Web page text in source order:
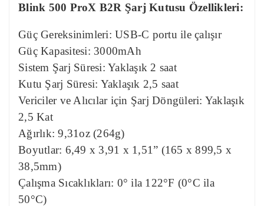
Blink 500 ProX B2R Şarj Kutusu Özellikleri:
Güç Gereksinimleri: USB-C portu ile çalışır
Güç Kapasitesi: 3000mAh
Sistem Şarj Süresi: Yaklaşık 2 saat
Kutu Şarj Süresi: Yaklaşık 2,5 saat
Vericiler ve Alıcılar için Şarj Döngüleri: Yaklaşık
2,5 Kat
Ağırlık: 9,31oz (264g)
Boyutlar: 6,49 x 3,91 x 1,51” (165 x 899,5 x
38,5mm)
Çalışma Sıcaklıkları: 0° ila 122°F (0°C ila
50°C)